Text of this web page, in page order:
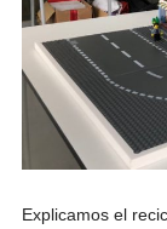
Explicamos el